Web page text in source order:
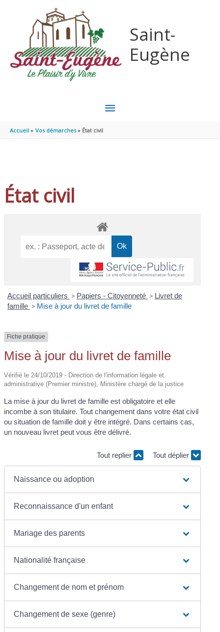
Saint-
Eugène
MENU
Accueil Vos démarches État civil
État civil
Accueil particuliers > Papiers - Citoyenneté > Livret de
famille > Mise à jour du livret de famille
Fiche pratique
Mise à jour du livret de famille
Vérifié le 24/10/2019 - Direction de l'information légale et
administrative (Premier ministre), Ministère chargé de la justice
La mise à jour du livret de famille est obligatoire et elle
incombe à son titulaire. Tout changement dans votre état civil
ou situation de famille doit y être intégré. Dans certains cas,
un nouveau livret peut vous être délivré.
Tout replier Tout déplier
Naissance ou adoption
Reconnaissance d'un enfant
Mariage des parents
Nationalité française
Changement de nom et prénom
Changement de sexe (genre)